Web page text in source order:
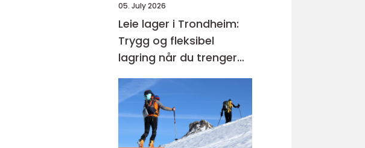
05. July 2026
Leie lager i Trondheim:
Trygg og fleksibel
lagring når du trenger
det